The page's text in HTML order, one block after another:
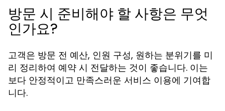
방문 시 준비해야 할 사항은 무엇
인가요?
고객은 방문 전 예산, 인원 구성, 원하는 분위기를 미
리 정리하여 예약 시 전달하는 것이 좋습니다. 이는
보다 안정적이고 만족스러운 서비스 이용에 기여합
니다.